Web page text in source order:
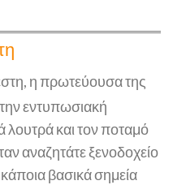
η πρωτεύουσα της
εντυπωσιακή
λουτρά και τον ποταμό
αναζητάτε ξενοδοχείο
βασικά σημεία